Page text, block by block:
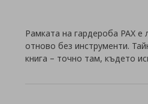
Рамката на гардероба PAX е
отново без инструменти.
книга – точно там, където